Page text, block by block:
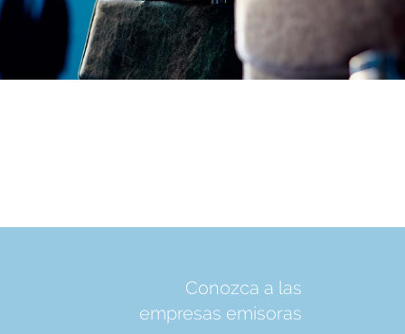
Conozca a las
empresas emisoras